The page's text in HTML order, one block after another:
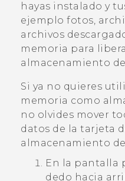
hayas instalado y
ejemplo fotos,
archivos
memoria para
almacenamiento
Si ya no quieres
memoria como
no olvides mover
datos de la tarjeta
almacenamiento
En la pantalla
dedo hacia